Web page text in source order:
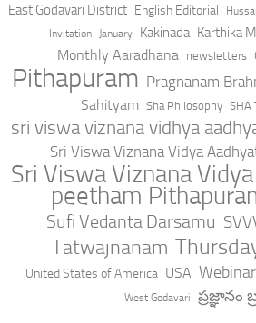
East Godavari District English Editorial
Invitation January Kakinada Karthika
Monthly Aaradhana
newsletters
Pithapuram Pragnanam
Sahityam Sha Philosophy SHA
sri viswa viznana vidhya
Sri Viswa Viznana Vidya
Sri Viswa Viznana
peetham
Sufi Vedanta Darsamu
Tatwajnanam
United States of America USA Webinar
West Godavari ప్రజ్ఞానం